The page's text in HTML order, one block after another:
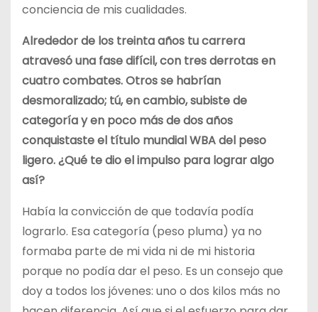
conciencia de mis cualidades.
Alrededor de los treinta años tu carrera
atravesó una fase difícil, con tres derrotas en
cuatro combates. Otros se habrían
desmoralizado; tú, en cambio, subiste de
categoría y en poco más de dos años
conquistaste el título mundial WBA del peso
ligero. ¿Qué te dio el impulso para lograr algo
así?
Había la convicción de que todavía podía
lograrlo. Esa categoría (peso pluma) ya no
formaba parte de mi vida ni de mi historia
porque no podía dar el peso. Es un consejo que
doy a todos los jóvenes: uno o dos kilos más no